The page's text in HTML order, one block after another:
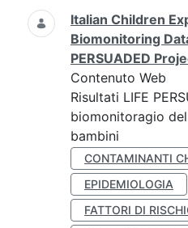
Ricerca
Italian Children
Biomonitoring
PERSUADED
Contenuto Web
Risultati LIFE
biomonitoragio
bambini
CONTAMINANTI
EPIDEMIOLOGIA
FATTORI DI